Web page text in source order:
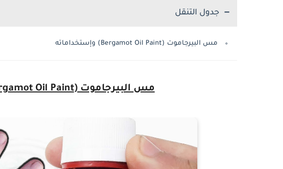
جدول التنقل
مس البيرجاموت (Bergamot Oil Paint) وإستخداماته
مس البيرجاموت (Bergamot Oil Paint) وإستخداماته